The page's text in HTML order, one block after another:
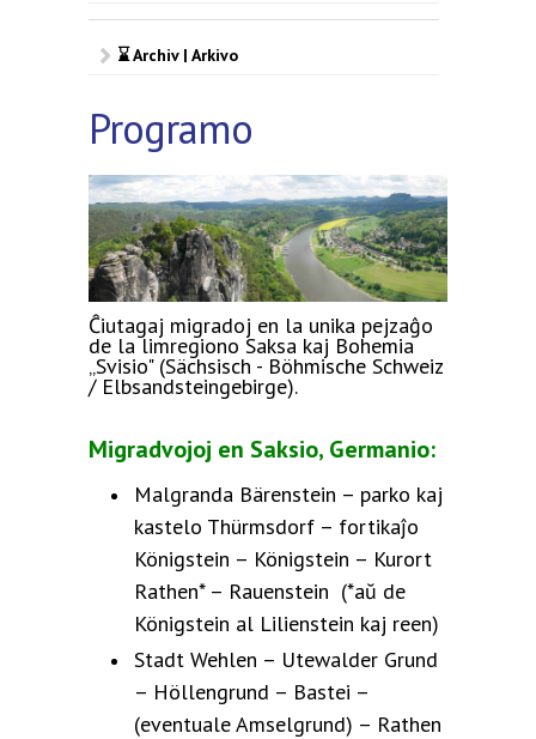
⌛ Archiv | Arkivo
Programo
Ĉiutagaj migradoj en la unika pejzaĝo
de la limregiono Saksa kaj Bohemia
„Svisio" (Sächsisch - Böhmische Schweiz
/ Elbsandsteingebirge).
Migradvojoj en Saksio, Germanio:
Malgranda Bärenstein – parko kaj
kastelo Thürmsdorf – fortikaĵo
Königstein – Königstein – Kurort
Rathen* – Rauenstein (*aŭ de
Königstein al Lilienstein kaj reen)
Stadt Wehlen – Utewalder Grund
– Höllengrund – Bastei –
(eventuale Amselgrund) – Rathen